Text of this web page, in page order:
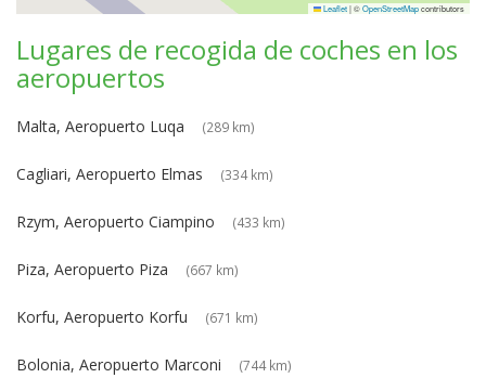
Leaflet|©OpenStreetMapcontributors
Lugares de recogida de coches en los
aeropuertos
Malta, Aeropuerto Luqa (289 km)
Cagliari, Aeropuerto Elmas (334 km)
Rzym, Aeropuerto Ciampino (433 km)
Piza, Aeropuerto Piza (667 km)
Korfu, Aeropuerto Korfu (671 km)
Bolonia, Aeropuerto Marconi (744 km)